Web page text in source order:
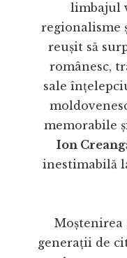
limbajul
regionalisme
reușit să
românesc,
sale
memorabile
Ion
inestimabilă
Moștenirea
generații de